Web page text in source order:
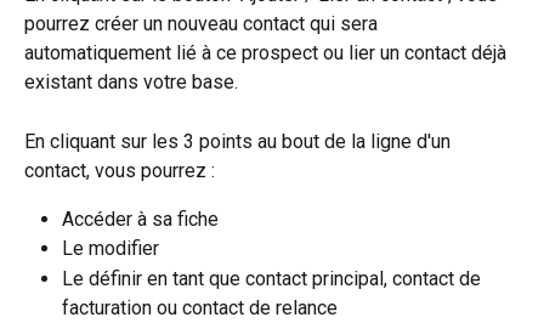
pourrez créer un nouveau contact qui sera
automatiquement lié à ce prospect ou lier un contact déjà
existant dans votre base.
En cliquant sur les 3 points au bout de la ligne d'un
contact, vous pourrez :
Accéder à sa fiche
Le modifier
Le définir en tant que contact principal, contact de
facturation ou contact de relance